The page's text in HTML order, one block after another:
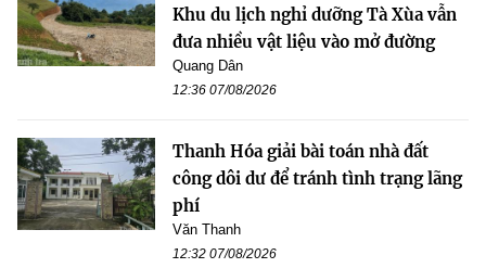
Khu du lịch nghỉ dưỡng Tà Xùa vẫn
đưa nhiều vật liệu vào mở đường
Quang Dân
12:36 07/08/2026
Thanh Hóa giải bài toán nhà đất
công dôi dư để tránh tình trạng lãng
phí
Văn Thanh
12:32 07/08/2026